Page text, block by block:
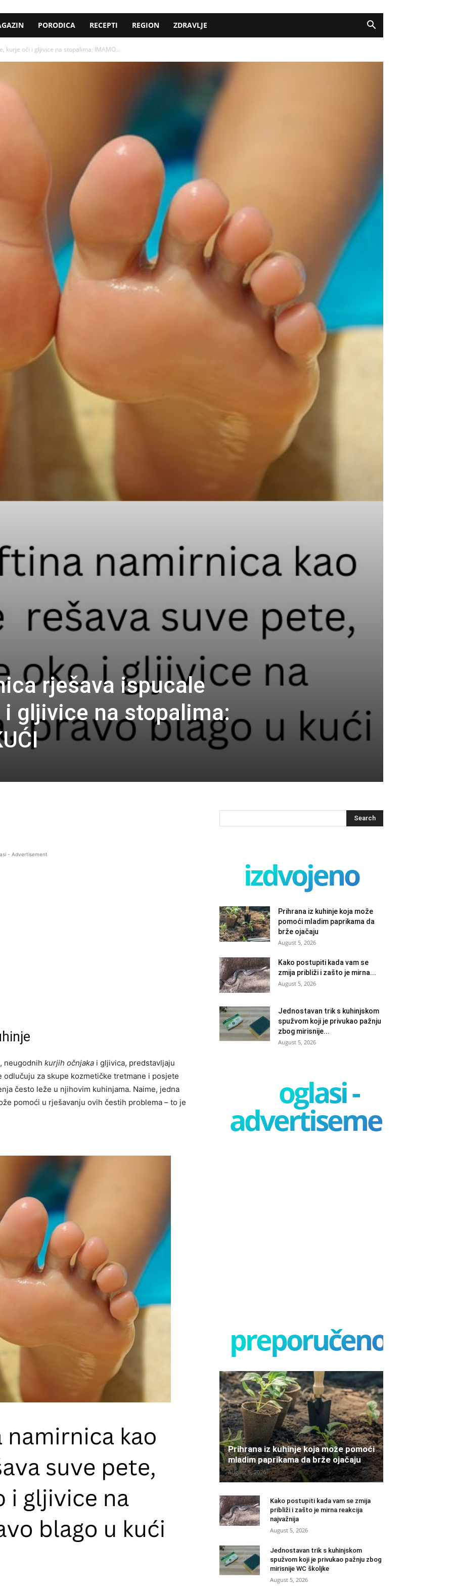
PORODICA RECEPTI REGION ZDRAVLJE
kurje oči i gljivice na stopalima: IMAMO...
rješava ispucale
gljivice na stopalima:
- Advertisement
, neugodnih kurjih očnjaka i gljivica, predstavljaju
za skupe kozmetičke tretmane i posjete
često leže u njihovim kuhinjama. Naime, jedna
pomoći u rješavanju ovih čestih problema – to je
izdvojeno
Prihrana iz kuhinje koja može
pomoći mladim paprikama da
brže ojačaju
August 5, 2026
Kako postupiti kada vam se
zmija približi i zašto je mirna...
August 5, 2026
Jednostavan trik s kuhinjskom
spužvom koji je privukao pažnju
zbog mirisnije...
August 5, 2026
oglasi -
advertisement
preporučeno
Prihrana iz kuhinje koja može pomoći
mladim paprikama da brže ojačaju
August 5, 2026
Kako postupiti kada vam se zmija
približi i zašto je mirna reakcija
najvažnija
August 5, 2026
Jednostavan trik s kuhinjskom
spužvom koji je privukao pažnju zbog
mirisnije WC školjke
August 5, 2026